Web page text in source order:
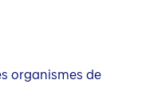
organismes de